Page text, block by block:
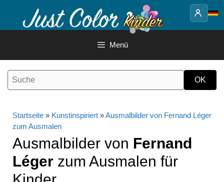
Inhalt
Menü
Startseite » Kunstinspiriert »Ausmalbilder von Fernand Léger
zum Ausmalen
Ausmalbilder von Fernand
Léger zum Ausmalen für